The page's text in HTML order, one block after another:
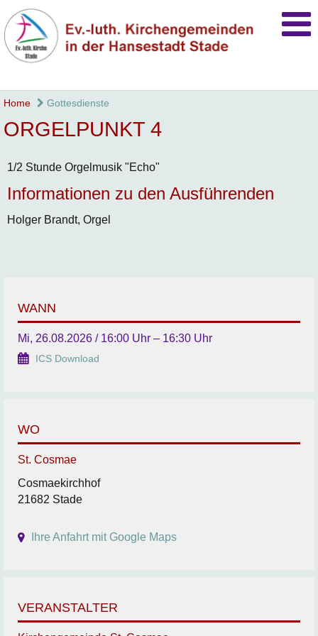
Home Gottesdienste
ORGELPUNKT 4
1/2 Stunde Orgelmusik "Echo"
Informationen zu den Ausführenden
Holger Brandt, Orgel
WANN
Mi, 26.08.2026 / 16:00 Uhr – 16:30 Uhr
ICS Download
WO
St. Cosmae
Cosmaekirchhof
21682 Stade
Ihre Anfahrt mit Google Maps
VERANSTALTER